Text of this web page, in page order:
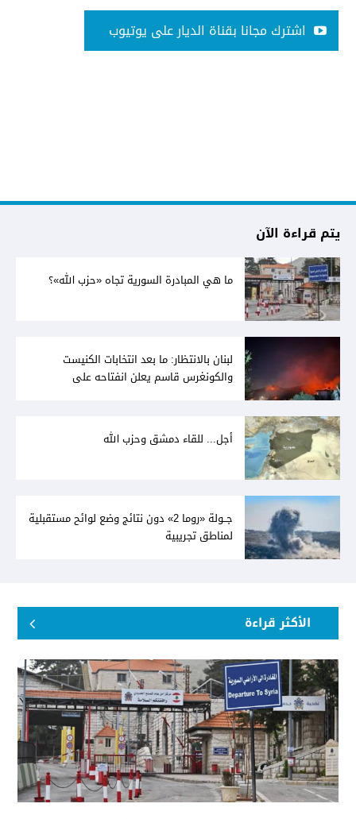
اشترك مجانا بقناة الديار على يوتيوب
يتم قراءة الآن
ما هي المبادرة السورية تجاه «حزب الله»؟
لبنان بالانتظار: ما بعد انتخابات الكنيست
والكونغرس قاسم يعلن انفتاحه على
أجل... للقاء دمشق وحزب الله
جــولة «روما 2» دون نتائج وضع لوائح مستقبلية
لمناطق تجريبية
الأكثر قراءة